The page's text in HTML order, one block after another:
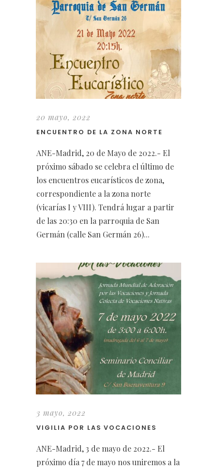
20 mayo, 2022
ENCUENTRO DE LA ZONA NORTE
ANE-Madrid, 20 de Mayo de 2022.- El
próximo sábado se celebra el último de
los encuentros eucarísticos de zona,
correspondiente a la zona norte
(vicarías I y VIII). Tendrá lugar a partir
de las 20:30 en la parroquia de San
Germán (calle San Germán 26)...
3 mayo, 2022
VIGILIA POR LAS VOCACIONES
ANE-Madrid, 3 de mayo de 2022.- El
próximo día 7 de mayo nos uniremos a la